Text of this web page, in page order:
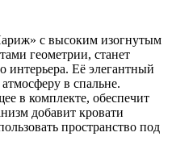
с высоким изогнутым
геометрии, станет
Её элегантный
в спальне.
в комплекте, обеспечит
добавит кровати
пространство под